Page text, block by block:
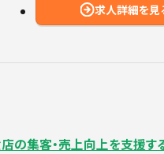
求人詳細を見
店の集客・売上向上を支